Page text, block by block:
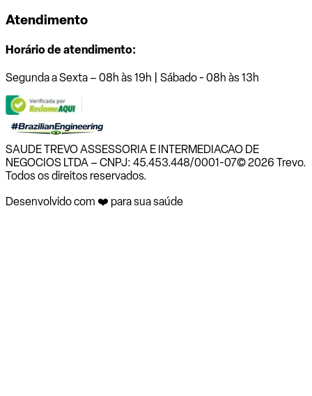
Atendimento
Horário de atendimento:
Segunda a Sexta – 08h às 19h | Sábado - 08h às 13h
SAUDE TREVO ASSESSORIA E INTERMEDIACAO DE
NEGOCIOS LTDA – CNPJ: 45.453.448/0001-07© 2026 Trevo.
Todos os direitos reservados.
Desenvolvido com ❤️ para sua saúde